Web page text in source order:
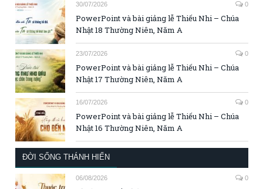
30/07/2026 0
PowerPoint và bài giảng lễ Thiếu Nhi – Chúa
Nhật 18 Thường Niên, Năm A
23/07/2026 0
PowerPoint và bài giảng lễ Thiếu Nhi – Chúa
Nhật 17 Thường Niên, Năm A
16/07/2026 0
PowerPoint và bài giảng lễ Thiếu Nhi – Chúa
Nhật 16 Thường Niên, Năm A
ĐỜI SỐNG THÁNH HIẾN
06/08/2026 0